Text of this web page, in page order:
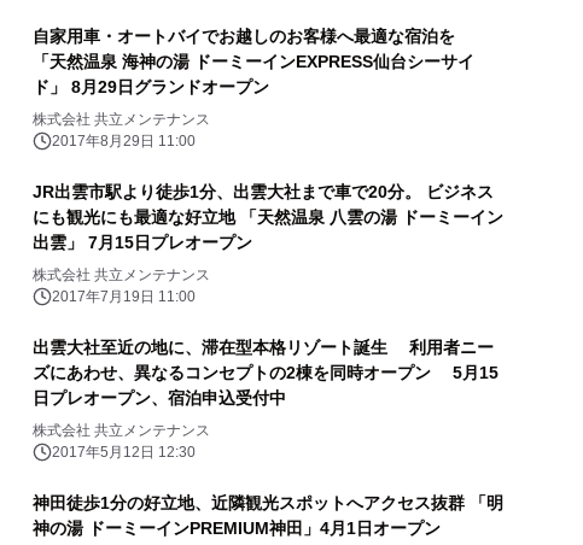
自家用車・オートバイでお越しのお客様へ最適な宿泊を
「天然温泉 海神の湯 ドーミーインEXPRESS仙台シーサイ
ド」 8月29日グランドオープン
株式会社 共立メンテナンス
2017年8月29日 11:00
JR出雲市駅より徒歩1分、出雲大社まで車で20分。 ビジネス
にも観光にも最適な好立地 「天然温泉 八雲の湯 ドーミーイン
出雲」 7月15日プレオープン
株式会社 共立メンテナンス
2017年7月19日 11:00
出雲大社至近の地に、滞在型本格リゾート誕生 利用者ニー
ズにあわせ、異なるコンセプトの2棟を同時オープン 5月15
日プレオープン、宿泊申込受付中
株式会社 共立メンテナンス
2017年5月12日 12:30
神田徒歩1分の好立地、近隣観光スポットへアクセス抜群 「明
神の湯 ドーミーインPREMIUM神田」4月1日オープン